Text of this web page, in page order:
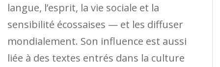
langue, l’esprit, la vie sociale et la
sensibilité écossaises — et les diffuser
mondialement. Son influence est aussi
liée à des textes entrés dans la culture